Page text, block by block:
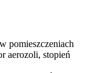
pomieszczeniach
aerozoli, stopień